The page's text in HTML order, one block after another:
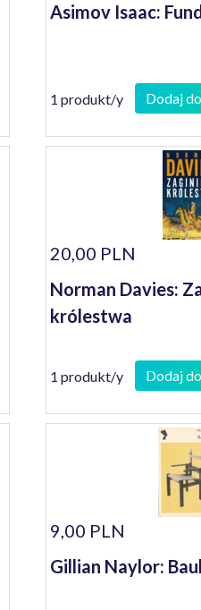
Asimov Isaac:
1 produkt/y Dodaj
20,00 PLN
Norman Davies:
królestwa
1 produkt/y Dodaj
9,00 PLN
Gillian Naylor: